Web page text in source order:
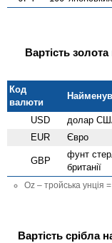
Вартість
Код
валюти
USD долар
EUR Євро
GBP
фунт
британії
Oz – тройська унція
Вартість срібла